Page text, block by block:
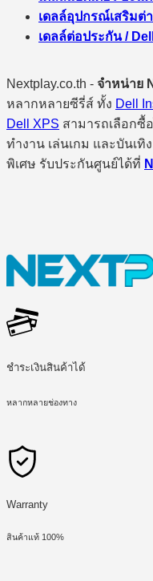
เดลล์อุปกรณ์เสริมต่
เดลล์ต่อประกัน /
Nextplay.co.th - จำหน่าย
หลากหลายซีรี่ส์ ทั้ง Dell
Dell XPS สามารถเลือกซื้
ทำงาน เล่นเกม และบันเ
พิเศษ รับประกันศูนย์ได้ที่
ชำระเงินสินค้าได้
หลากหลายช่องทาง
Warranty
สินค้าแท้ 100%